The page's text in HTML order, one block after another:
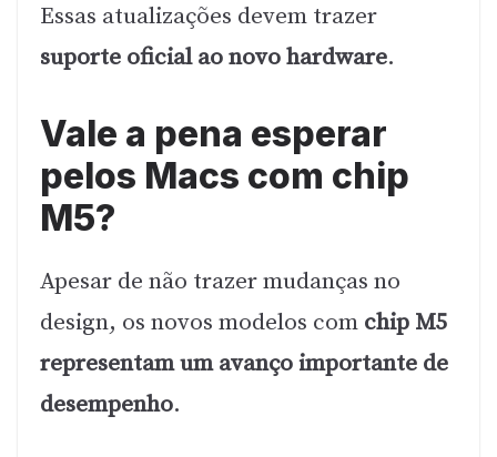
Essas atualizações devem trazer
suporte oficial ao novo hardware.
Vale a pena esperar
pelos Macs com chip
M5?
Apesar de não trazer mudanças no
design, os novos modelos com chip M5
representam um avanço importante de
desempenho.